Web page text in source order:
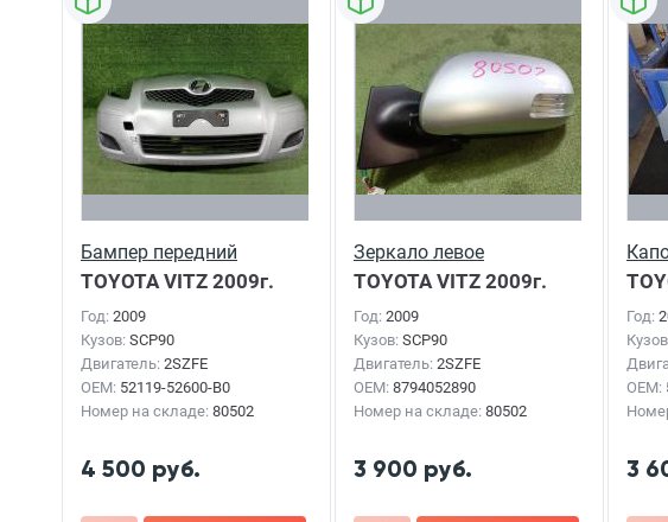
Бампер передний
TOYOTA VITZ 2009г.
Год: 2009
Кузов: SCP90
Двигатель: 2SZFE
OEM: 52119-52600-B0
Номер на складе: 80502
4 500 руб.
Зеркало левое
TOYOTA VITZ 2009г.
Год: 2009
Кузов: SCP90
Двигатель: 2SZFE
OEM: 8794052890
Номер на складе: 80502
3 900 руб.
Год:
OEM:
3